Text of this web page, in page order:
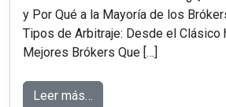
y Por Qué a la Mayoría de los
Tipos de Arbitraje: Desde el Clásico
Mejores Brókers Que […]
Leer más…